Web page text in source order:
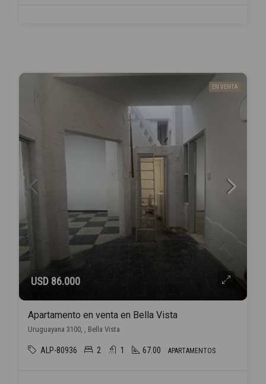
EN VENTA
USD 86.000
Apartamento en venta en Bella Vista
Uruguayana 3100, , Bella Vista
ALP-80936 2 1 67.00 APARTAMENTOS